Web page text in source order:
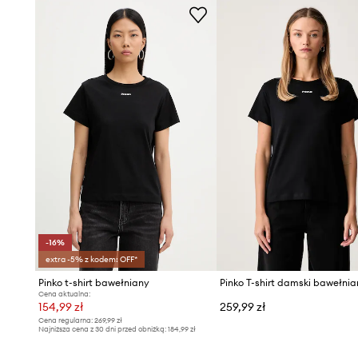
- Wewnętrzny, wbudowany biustonosz podtrzymuje
- Model z ozdobnymi wiązaniami.
- Długość z przodu: 28 cm.
- Długość z tyłu: 32 cm.
- Szerokość pod pachami: 43 cm.
- Wymiary podane dla rozmiaru: S.
-16%
extra -5% z kodem: OFF*
Pinko t-shirt bawełniany
Cena aktualna:
154,99 zł
Cena regularna: 269,99 zł
Najniższa cena z 30 dni przed obniżką: 184,99 zł
Pinko T-shirt damski
259,99 zł